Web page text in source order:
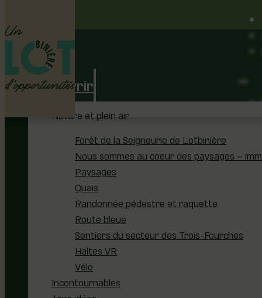
Découvrir
Nature et plein air
Forêt de la Seigneurie de Lotbinière
Nous sommes au coeur des paysages –
Paysages
Quais
Randonnée pédestre et raquette
Route bleue
Sentiers du secteur des Trois-Fourches
Haltes VR
Vélo
Incontournables